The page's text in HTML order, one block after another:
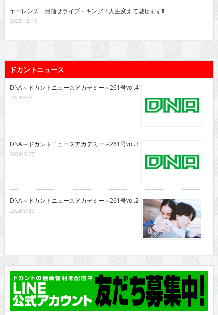
ヤーレンズ 目指せライブ・キング！人生変えて魅せます!!
2023/12/15
ドカントニュース
DNA～ドカントニュースアカデミー～261号vol.4
2024/6/3
DNA～ドカントニュースアカデミー～261号vol.3
2024/5/27
DNA～ドカントニュースアカデミー～261号vol.2
2024/5/20